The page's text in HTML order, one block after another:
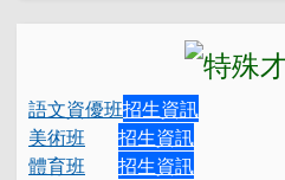
語文資優班招生資訊
美術班
招生資訊
體育班
招生資訊